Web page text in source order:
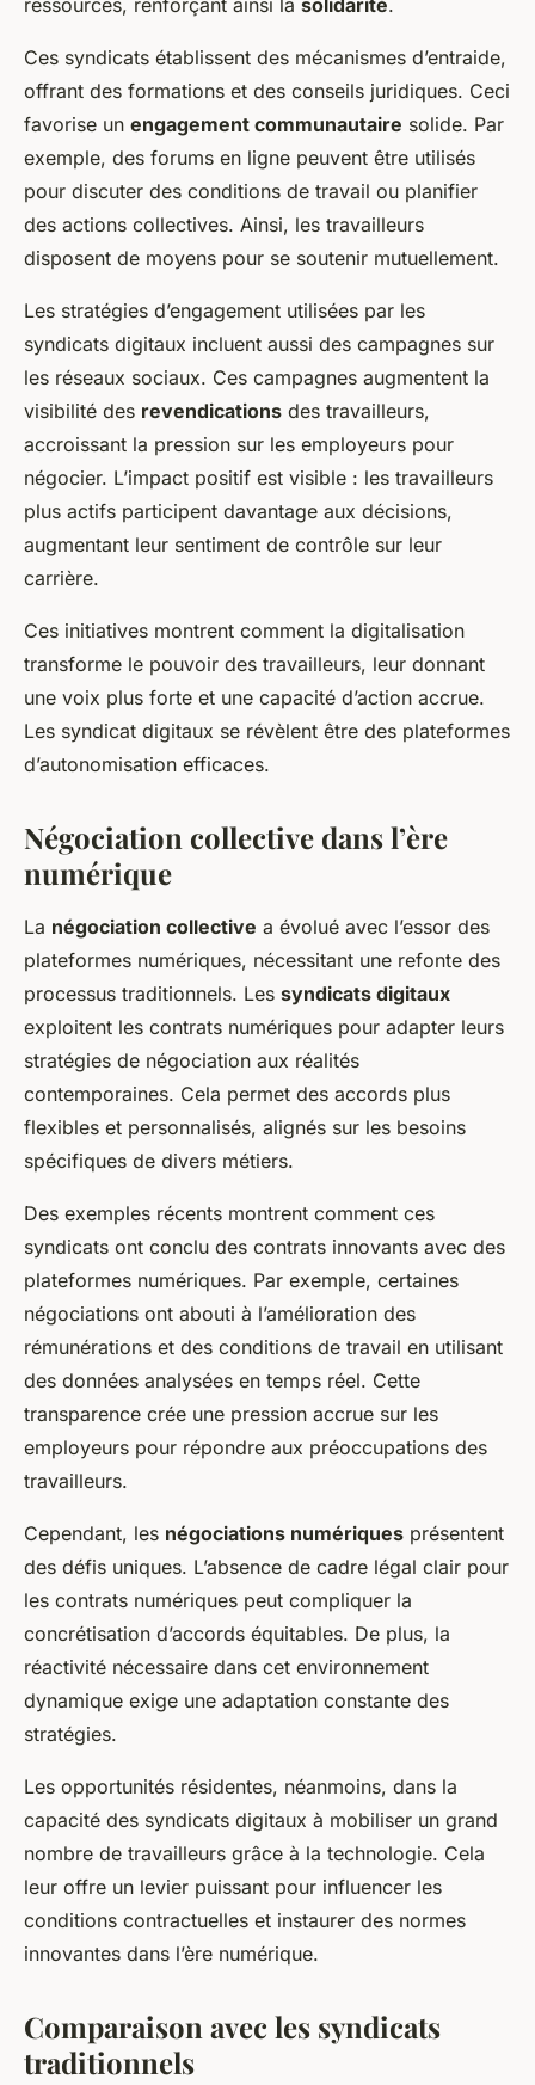
ressources, renforçant ainsi la solidarité.
Ces syndicats établissent des mécanismes d’entraide,
offrant des formations et des conseils juridiques. Ceci
favorise un engagement communautaire solide. Par
exemple, des forums en ligne peuvent être utilisés
pour discuter des conditions de travail ou planifier
des actions collectives. Ainsi, les travailleurs
disposent de moyens pour se soutenir mutuellement.
Les stratégies d’engagement utilisées par les
syndicats digitaux incluent aussi des campagnes sur
les réseaux sociaux. Ces campagnes augmentent la
visibilité des revendications des travailleurs,
accroissant la pression sur les employeurs pour
négocier. L’impact positif est visible : les travailleurs
plus actifs participent davantage aux décisions,
augmentant leur sentiment de contrôle sur leur
carrière.
Ces initiatives montrent comment la digitalisation
transforme le pouvoir des travailleurs, leur donnant
une voix plus forte et une capacité d’action accrue.
Les syndicat digitaux se révèlent être des plateformes
d’autonomisation efficaces.
Négociation collective dans l’ère
numérique
La négociation collective a évolué avec l’essor des
plateformes numériques, nécessitant une refonte des
processus traditionnels. Les syndicats digitaux
exploitent les contrats numériques pour adapter leurs
stratégies de négociation aux réalités
contemporaines. Cela permet des accords plus
flexibles et personnalisés, alignés sur les besoins
spécifiques de divers métiers.
Des exemples récents montrent comment ces
syndicats ont conclu des contrats innovants avec des
plateformes numériques. Par exemple, certaines
négociations ont abouti à l’amélioration des
rémunérations et des conditions de travail en utilisant
des données analysées en temps réel. Cette
transparence crée une pression accrue sur les
employeurs pour répondre aux préoccupations des
travailleurs.
Cependant, les négociations numériques présentent
des défis uniques. L’absence de cadre légal clair pour
les contrats numériques peut compliquer la
concrétisation d’accords équitables. De plus, la
réactivité nécessaire dans cet environnement
dynamique exige une adaptation constante des
stratégies.
Les opportunités résidentes, néanmoins, dans la
capacité des syndicats digitaux à mobiliser un grand
nombre de travailleurs grâce à la technologie. Cela
leur offre un levier puissant pour influencer les
conditions contractuelles et instaurer des normes
innovantes dans l’ère numérique.
Comparaison avec les syndicats
traditionnels